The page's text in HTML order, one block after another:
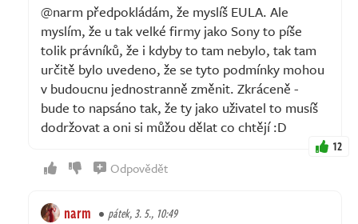
@narm předpokládám, že myslíš EULA. Ale
myslím, že u tak velké firmy jako Sony to píše
tolik právníků, že i kdyby to tam nebylo, tak tam
určitě bylo uvedeno, že se tyto podmínky mohou
v budoucnu jednostranně změnit. Zkráceně -
bude to napsáno tak, že ty jako uživatel to musíš
dodržovat a oni si můžou dělat co chtějí :D
12
Odpovědět
narm pátek, 3. 5., 10:49